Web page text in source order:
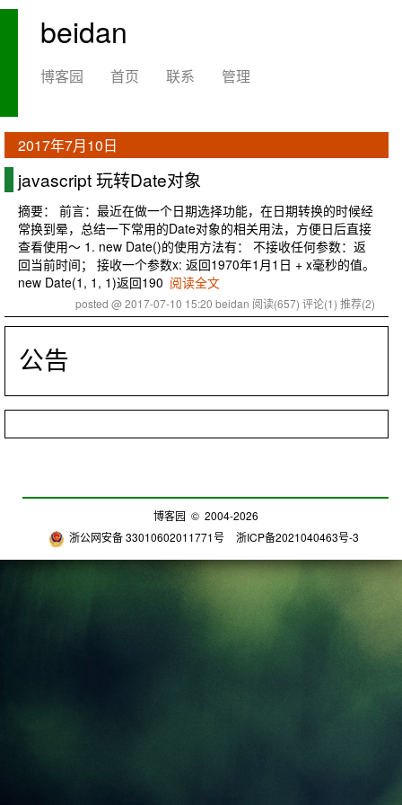
beidan
博客园 首页 联系 管理
2017年7月10日
javascript 玩转Date对象
摘要： 前言：最近在做一个日期选择功能，在日期转换的时候经
常换到晕，总结一下常用的Date对象的相关用法，方便日后直接
查看使用～ 1. new Date()的使用方法有： 不接收任何参数：返
回当前时间； 接收一个参数x: 返回1970年1月1日 + x毫秒的值。
new Date(1, 1, 1)返回190 阅读全文
posted @ 2017-07-10 15:20 beidan 阅读(657) 评论(1) 推荐(2)
公告
博客园 © 2004-2026
浙公网安备 33010602011771号
浙ICP备2021040463号-3